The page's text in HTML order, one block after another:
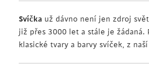
Svíčka už dávno není jen zdroj
již přes 3000 let a stále je žádaná.
klasické tvary a barvy svíček, z